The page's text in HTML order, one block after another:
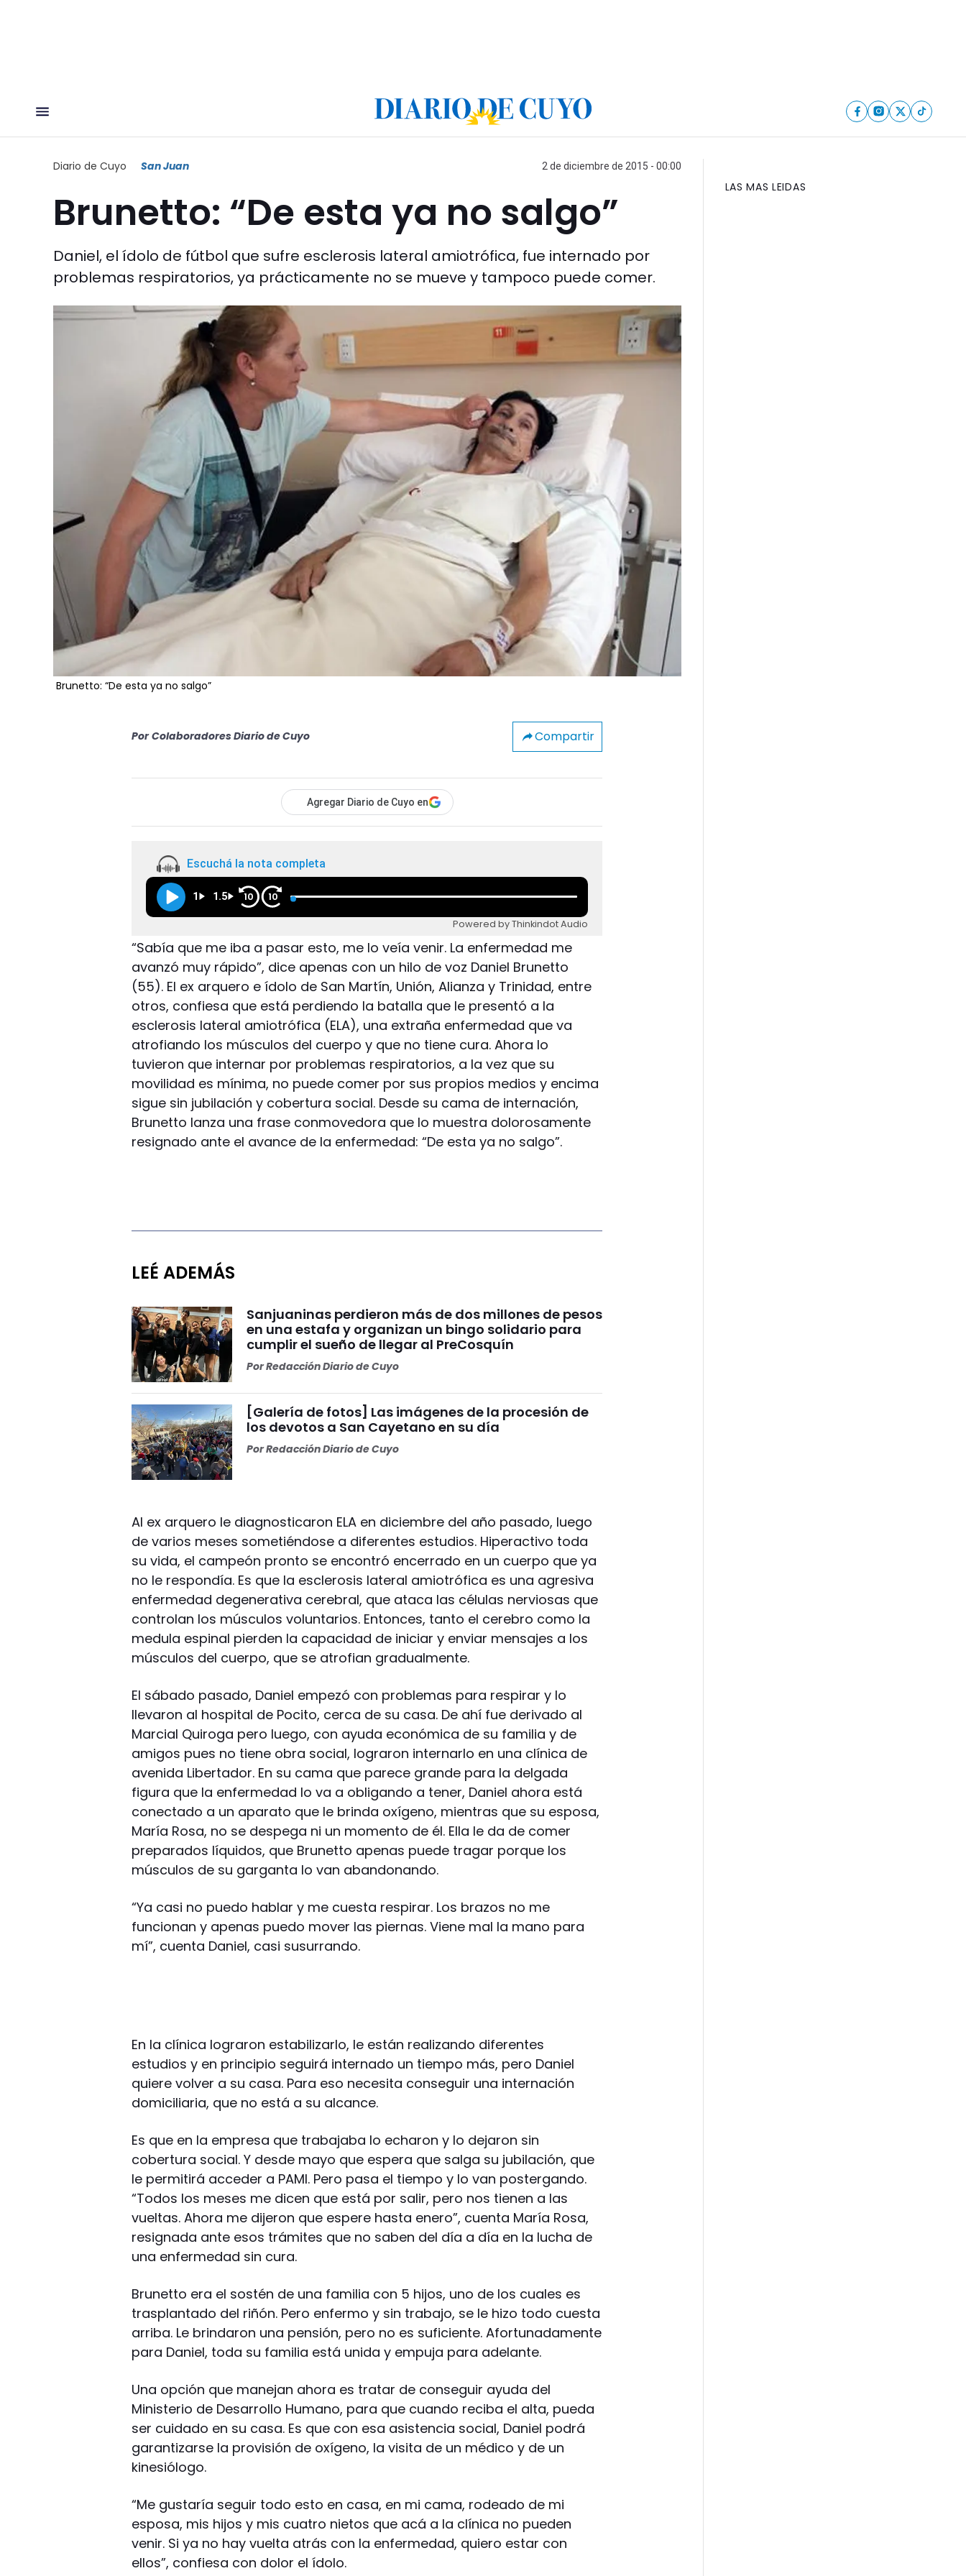
Diario de Cuyo San Juan 2 de diciembre de 2015 - 00:00
Brunetto: “De esta ya no salgo”
Daniel, el ídolo de fútbol que sufre esclerosis lateral amiotrófica, fue internado por
problemas respiratorios, ya prácticamente no se mueve y tampoco puede comer.
Brunetto: “De esta ya no salgo”
Por Colaboradores Diario de Cuyo Compartir
Agregar Diario de Cuyo en
Escuchá la nota completa
1 1.5 10 10
Powered by Thinkindot Audio
“Sabía que me iba a pasar esto, me lo veía venir. La enfermedad me
avanzó muy rápido”, dice apenas con un hilo de voz Daniel Brunetto
(55). El ex arquero e ídolo de San Martín, Unión, Alianza y Trinidad, entre
otros, confiesa que está perdiendo la batalla que le presentó a la
esclerosis lateral amiotrófica (ELA), una extraña enfermedad que va
atrofiando los músculos del cuerpo y que no tiene cura. Ahora lo
tuvieron que internar por problemas respiratorios, a la vez que su
movilidad es mínima, no puede comer por sus propios medios y encima
sigue sin jubilación y cobertura social. Desde su cama de internación,
Brunetto lanza una frase conmovedora que lo muestra dolorosamente
resignado ante el avance de la enfermedad: “De esta ya no salgo”.
LEÉ ADEMÁS
Sanjuaninas perdieron más de dos millones de pesos
en una estafa y organizan un bingo solidario para
cumplir el sueño de llegar al PreCosquín
PorRedacción Diario de Cuyo
[Galería de fotos] Las imágenes de la procesión de
los devotos a San Cayetano en su día
PorRedacción Diario de Cuyo
Al ex arquero le diagnosticaron ELA en diciembre del año pasado, luego
de varios meses sometiéndose a diferentes estudios. Hiperactivo toda
su vida, el campeón pronto se encontró encerrado en un cuerpo que ya
no le respondía. Es que la esclerosis lateral amiotrófica es una agresiva
enfermedad degenerativa cerebral, que ataca las células nerviosas que
controlan los músculos voluntarios. Entonces, tanto el cerebro como la
medula espinal pierden la capacidad de iniciar y enviar mensajes a los
músculos del cuerpo, que se atrofian gradualmente.
El sábado pasado, Daniel empezó con problemas para respirar y lo
llevaron al hospital de Pocito, cerca de su casa. De ahí fue derivado al
Marcial Quiroga pero luego, con ayuda económica de su familia y de
amigos pues no tiene obra social, lograron internarlo en una clínica de
avenida Libertador. En su cama que parece grande para la delgada
figura que la enfermedad lo va a obligando a tener, Daniel ahora está
conectado a un aparato que le brinda oxígeno, mientras que su esposa,
María Rosa, no se despega ni un momento de él. Ella le da de comer
preparados líquidos, que Brunetto apenas puede tragar porque los
músculos de su garganta lo van abandonando.
“Ya casi no puedo hablar y me cuesta respirar. Los brazos no me
funcionan y apenas puedo mover las piernas. Viene mal la mano para
mí”, cuenta Daniel, casi susurrando.
En la clínica lograron estabilizarlo, le están realizando diferentes
estudios y en principio seguirá internado un tiempo más, pero Daniel
quiere volver a su casa. Para eso necesita conseguir una internación
domiciliaria, que no está a su alcance.
Es que en la empresa que trabajaba lo echaron y lo dejaron sin
cobertura social. Y desde mayo que espera que salga su jubilación, que
le permitirá acceder a PAMI. Pero pasa el tiempo y lo van postergando.
“Todos los meses me dicen que está por salir, pero nos tienen a las
vueltas. Ahora me dijeron que espere hasta enero”, cuenta María Rosa,
resignada ante esos trámites que no saben del día a día en la lucha de
una enfermedad sin cura.
Brunetto era el sostén de una familia con 5 hijos, uno de los cuales es
trasplantado del riñón. Pero enfermo y sin trabajo, se le hizo todo cuesta
arriba. Le brindaron una pensión, pero no es suficiente. Afortunadamente
para Daniel, toda su familia está unida y empuja para adelante.
Una opción que manejan ahora es tratar de conseguir ayuda del
Ministerio de Desarrollo Humano, para que cuando reciba el alta, pueda
ser cuidado en su casa. Es que con esa asistencia social, Daniel podrá
garantizarse la provisión de oxígeno, la visita de un médico y de un
kinesiólogo.
“Me gustaría seguir todo esto en casa, en mi cama, rodeado de mi
esposa, mis hijos y mis cuatro nietos que acá a la clínica no pueden
venir. Si ya no hay vuelta atrás con la enfermedad, quiero estar con
ellos”, confiesa con dolor el ídolo.
LAS MAS LEIDAS